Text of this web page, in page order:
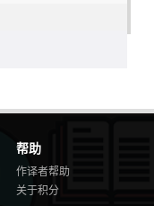
帮助
作译者帮助
关于积分